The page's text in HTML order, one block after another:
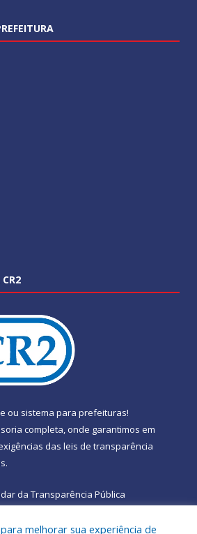
ou sistema para prefeituras!
completa, onde garantimos em
das leis de transparência
da Transparência Pública
melhorar sua experiência de